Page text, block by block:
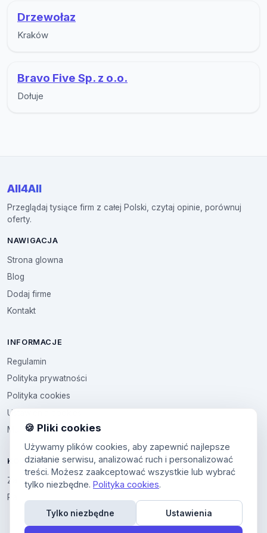
Drzewołaz
Kraków
Bravo Five Sp. z o.o.
Dołuje
All4All
Przeglądaj tysiące firm z całej Polski, czytaj opinie, porównuj
oferty.
NAWIGACJA
Strona glowna
Blog
Dodaj firme
Kontakt
INFORMACJE
Regulamin
Polityka prywatności
Polityka cookies
Ustawienia cookies
Multikod
KONTO
Zaloguj sie
Panel uzytkownika
🍪 Pliki cookies
Używamy plików cookies, aby zapewnić najlepsze
działanie serwisu, analizować ruch i personalizować
treści. Możesz zaakceptować wszystkie lub wybrać
tylko niezbędne. Polityka cookies.
Tylko niezbędne Ustawienia